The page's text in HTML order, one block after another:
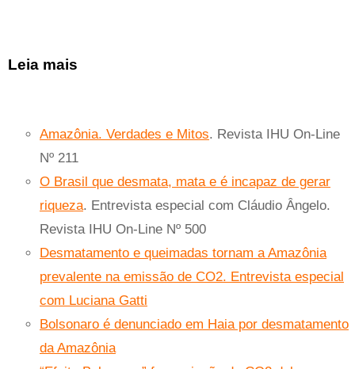
Leia mais
Amazônia. Verdades e Mitos. Revista IHU On-Line
Nº 211
O Brasil que desmata, mata e é incapaz de gerar
riqueza. Entrevista especial com Cláudio Ângelo.
Revista IHU On-Line Nº 500
Desmatamento e queimadas tornam a Amazônia
prevalente na emissão de CO2. Entrevista especial
com Luciana Gatti
Bolsonaro é denunciado em Haia por desmatamento
da Amazônia